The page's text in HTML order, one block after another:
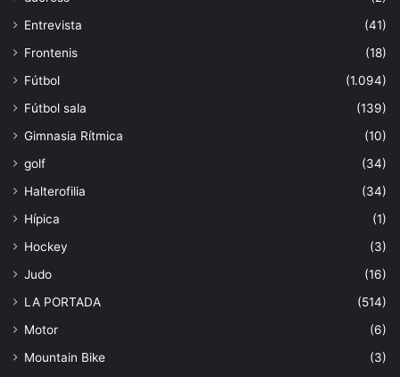
Entrevista
(41)
Frontenis
(18)
Fútbol
(1.094)
Fútbol sala
(139)
Gimnasia Rítmica
(10)
golf
(34)
Halterofilia
(34)
Hípica
(1)
Hockey
(3)
Judo
(16)
LA PORTADA
(514)
Motor
(6)
Mountain Bike
(3)